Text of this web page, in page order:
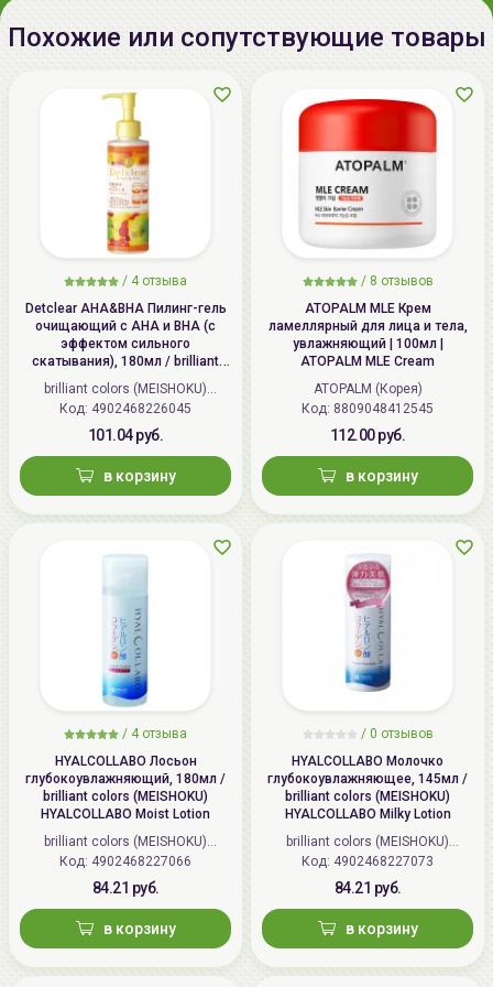
смойте теплой водой и используйте привычный уход
Используйте пилинг 1-3 раза в неделю зависимости
от потребностей вашей кожи.
Наибольшего эффекта можно достичь используя
комплексно средства
Pyunkang Yul.
Импортер в
ИП Мигаль Наталья Петровна,
УНП 192179286 Беларусь,
220020 Минск, ул.Радужная 4/1-
136. www.allcosmetics.by, E-mail:
тел.:+375296131336
Похожие или сопутствующие товары
/ 4 отзыва
Detclear AHA&BHA Пилинг-гель
очищающий с AHA и BHA (с
эффектом сильного
скатывания), 180мл / brilliant
colors (MEISHOKU) Detclear
Bright&Peel AHA&BHA Fruits
Peeling Jelly
brilliant colors (MEISHOKU)
(Япония)
Код: 4902468226045
101.04 руб.
в корзину
/ 8 отзывов
ATOPALM MLE Крем
ламеллярный для лица и тела,
увлажняющий | 100мл |
ATOPALM MLE Cream
ATOPALM (Корея)
Код: 8809048412545
112.00 руб.
в корзину
/ 4 отзыва
HYALCOLLABO Лосьон
глубокоувлажняющий, 180мл /
brilliant colors (MEISHOKU)
HYALCOLLABO Moist Lotion
brilliant colors (MEISHOKU)
(Япония)
Код: 4902468227066
84.21 руб.
в корзину
/ 0 отзывов
HYALCOLLABO Молочко
глубокоувлажняющее, 145мл /
brilliant colors (MEISHOKU)
HYALCOLLABO Milky Lotion
brilliant colors (MEISHOKU)
(Япония)
Код: 4902468227073
84.21 руб.
в корзину